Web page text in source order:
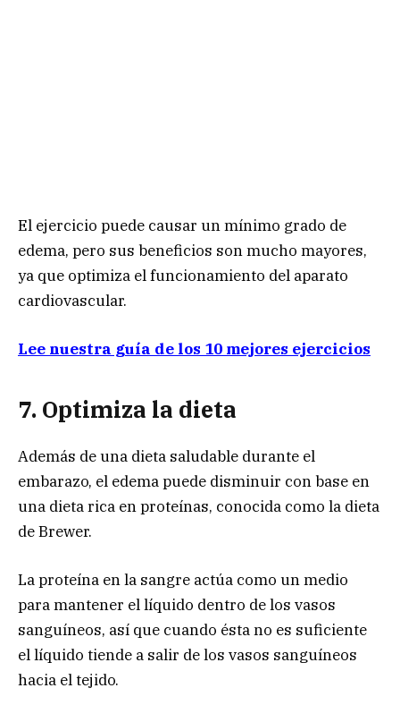
El ejercicio puede causar un mínimo grado de
edema, pero sus beneficios son mucho mayores,
ya que optimiza el funcionamiento del aparato
cardiovascular.
Lee nuestra guía de los 10 mejores ejercicios
7. Optimiza la dieta
Además de una dieta saludable durante el
embarazo, el edema puede disminuir con base en
una dieta rica en proteínas, conocida como la dieta
de Brewer.
La proteína en la sangre actúa como un medio
para mantener el líquido dentro de los vasos
sanguíneos, así que cuando ésta no es suficiente
el líquido tiende a salir de los vasos sanguíneos
hacia el tejido.